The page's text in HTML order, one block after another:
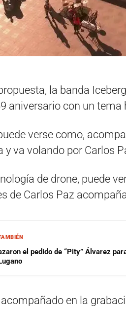
la banda
aniversario con un
verse como,
y va volando por Carlos
de drone, puede
de Carlos Paz
el pedido de “Pity” Álvarez
en la